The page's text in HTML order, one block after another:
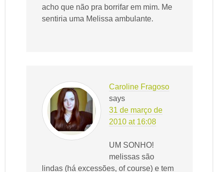
acho que não pra borrifar em mim. Me
sentiria uma Melissa ambulante.
Caroline Fragoso
says
31 de março de
2010 at 16:08
UM SONHO!
melissas são
lindas (há excessões, of course) e tem